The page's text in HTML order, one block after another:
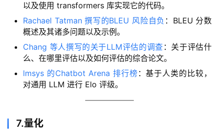
绘
龙
以及使用 transformers 库实现它的代码。
Rachael Tatman 撰写的BLEU 风险自负 ：BLEU 分数
概述及其诸多问题以及示例。
Chang 等人撰写的关于LLM评估的调查 ：关于评估什
么、在哪里评估以及如何评估的综合论文。
lmsys 的Chatbot Arena 排行榜 ：基于人类的比较，
对通用 LLM 进行 Elo 评级。
7.量化